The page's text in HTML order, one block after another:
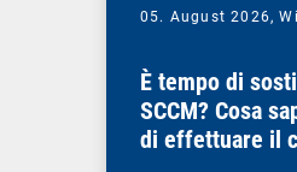
05. August 2026,
È tempo di
SCCM? Cosa
di effettuare il